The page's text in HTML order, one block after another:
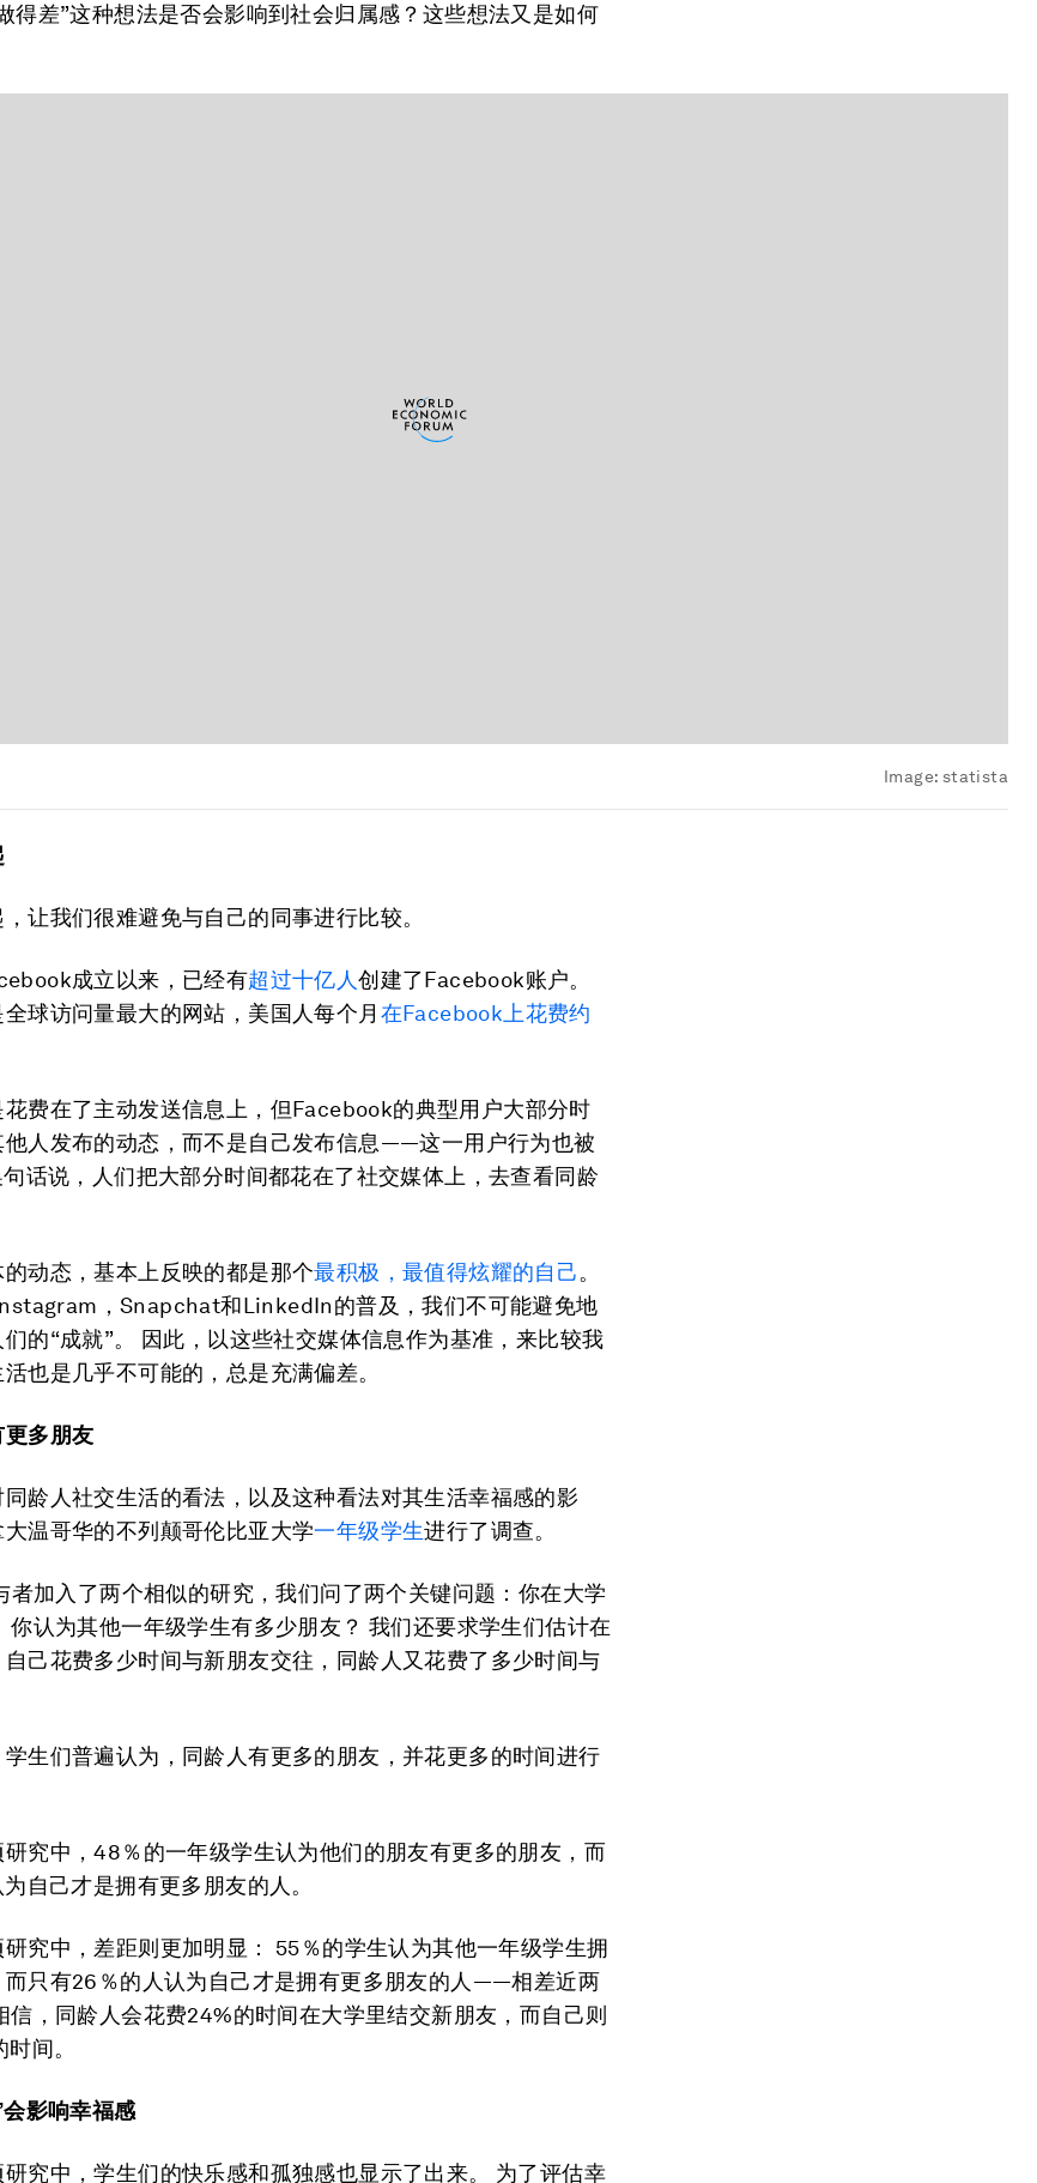
得差”这种想法是否会影响到社会归属感？这些想法又是如何
Image: statista
让我们很难避免与自己的同事进行比较。
成立以来，已经有超过十亿人创建了Facebook账户。
球访问量最大的网站，美国人每个月 在Facebook上花费约
费在了主动发送信息上，但Facebook的典型用户大部分时
他人发布的动态，而不是自己发布信息——这一用户行为也被
话说，人们把大部分时间都花在了社交媒体上，去查看同龄
动态，基本上反映的都是那个最积极，最值得炫耀的自己。
，Snapchat和LinkedIn的普及，我们不可能避免地
的“成就”。 因此，以这些社交媒体信息作为基准，来比较我
也是几乎不可能的，总是充满偏差。
多朋友
龄人社交生活的看法，以及这种看法对其生活幸福感的影
温哥华的不列颠哥伦比亚大学一年级学生进行了调查。
者加入了两个相似的研究，我们问了两个关键问题：你在大学
你认为其他一年级学生有多少朋友？ 我们还要求学生们估计在
己花费多少时间与新朋友交往，同龄人又花费了多少时间与
生们普遍认为，同龄人有更多的朋友，并花更多的时间进行
究中，48％的一年级学生认为他们的朋友有更多的朋友，而
自己才是拥有更多朋友的人。
究中，差距则更加明显： 55％的学生认为其他一年级学生拥
而只有26％的人认为自己才是拥有更多朋友的人——相差近两
信，同龄人会花费24%的时间在大学里结交新朋友，而自己则
间。
影响幸福感
究中，学生们的快乐感和孤独感也显示了出来。 为了评估幸